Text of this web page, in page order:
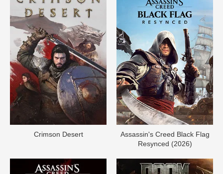
Crimson Desert
Assassin's Creed Black Flag
Resynced (2026)